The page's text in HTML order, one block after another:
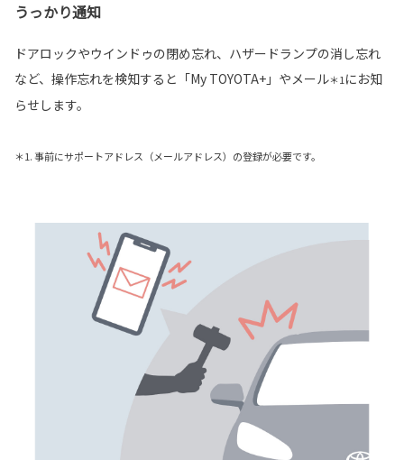
うっかり通知
ドアロックやウインドゥの閉め忘れ、ハザードランプの消し忘れ
など、操作忘れを検知すると「My TOYOTA+」やメール＊1にお知
らせします。
＊1. 事前にサポートアドレス（メールアドレス）の登録が必要です。